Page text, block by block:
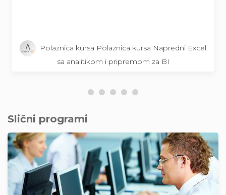
Polaznica kursa Polaznica kursa Napredni Excel
sa analitikom i pripremom za BI
Slični programi